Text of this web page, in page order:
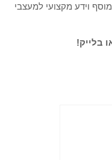
וידע מקצועי למעצבי
בלייק!